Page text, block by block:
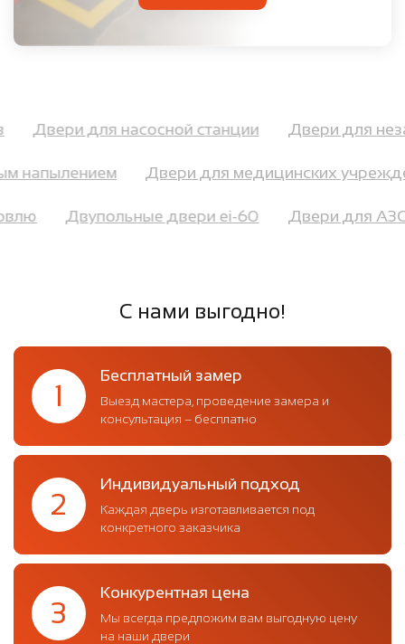
Двери для насосной станции Двери для
напылением Двери для медицинских
Двупольные двери ei-60 Двери для
С нами выгодно!
1
Бесплатный замер
Выезд мастера, проведение замера и
консультация – бесплатно
2
Индивидуальный подход
Каждая дверь изготавливается под
конкретного заказчика
3
Конкурентная цена
Мы всегда предложим вам выгодную цену
на наши двери